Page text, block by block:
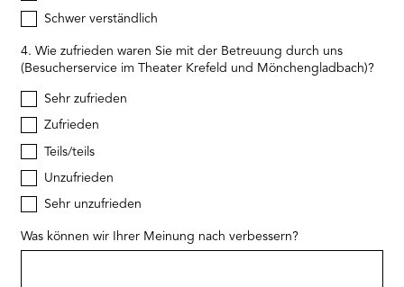
Schwer verständlich
4. Wie zufrieden waren Sie mit der Betreuung durch uns
(Besucherservice im Theater Krefeld und Mönchengladbach)?
Sehr zufrieden
Zufrieden
Teils/teils
Unzufrieden
Sehr unzufrieden
Was können wir Ihrer Meinung nach verbessern?